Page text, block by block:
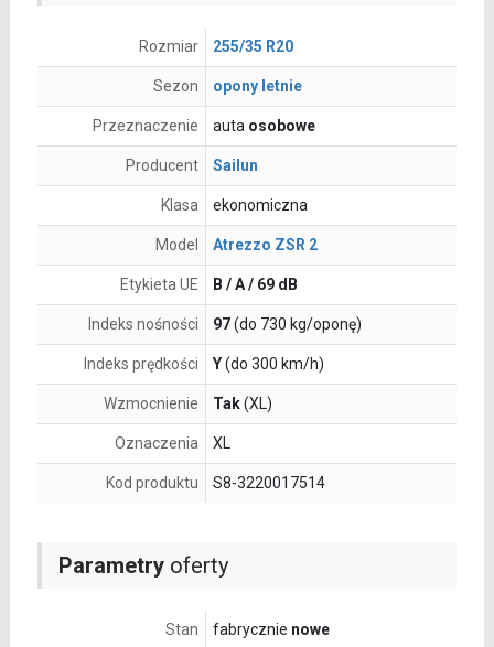
Parametryoferty
Stan fabrycznie nowe
Rozmiar 255/35 R20
Sezon opony letnie
Przeznaczenie auta osobowe
Producent Sailun
Klasa ekonomiczna
Model Atrezzo ZSR 2
Etykieta UE B / A / 69 dB
Indeks nośności 97(do 730 kg/oponę)
Indeks prędkości Y(do 300 km/h)
Wzmocnienie Tak(XL)
Oznaczenia XL
Kod produktu S8-3220017514